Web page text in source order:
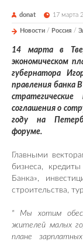
donat 17 марта
Новости / Россия /
14 марта в
экономическом
губернатора
правления банка
соглашения о
году на
форуме.
Главными
бизнеса,
Банка»,
строительства,
" Мы хотим
жителей малых
плане